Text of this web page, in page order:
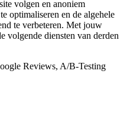
volgen en anoniem
optimaliseren en de algehele
te verbeteren. Met jouw
volgende diensten van derden
Reviews, A/B-Testing